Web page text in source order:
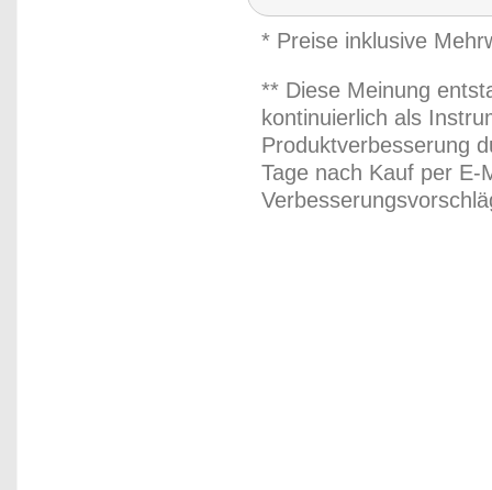
* Preise inklusive
** Diese Meinung
kontinuierlich als
Produktverbesserung
Tage nach Kauf per E-